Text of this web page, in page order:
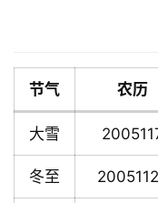
节气 农历
大雪
冬至